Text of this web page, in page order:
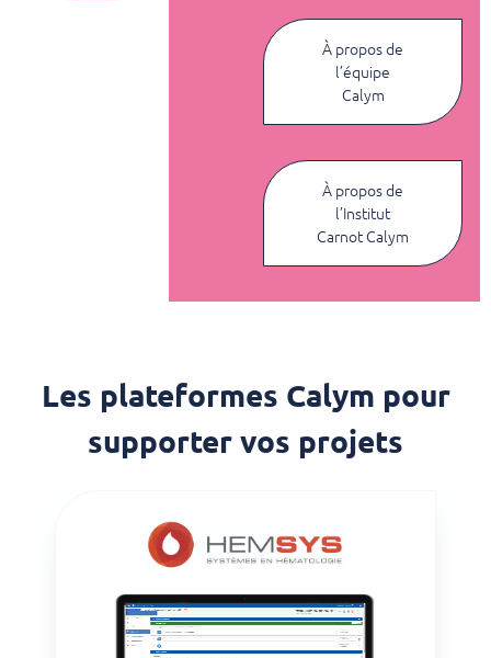
À propos de
l’équipe
Calym
À propos de
l’Institut
Carnot Calym
Les plateformes Calym pour
supporter vos projets